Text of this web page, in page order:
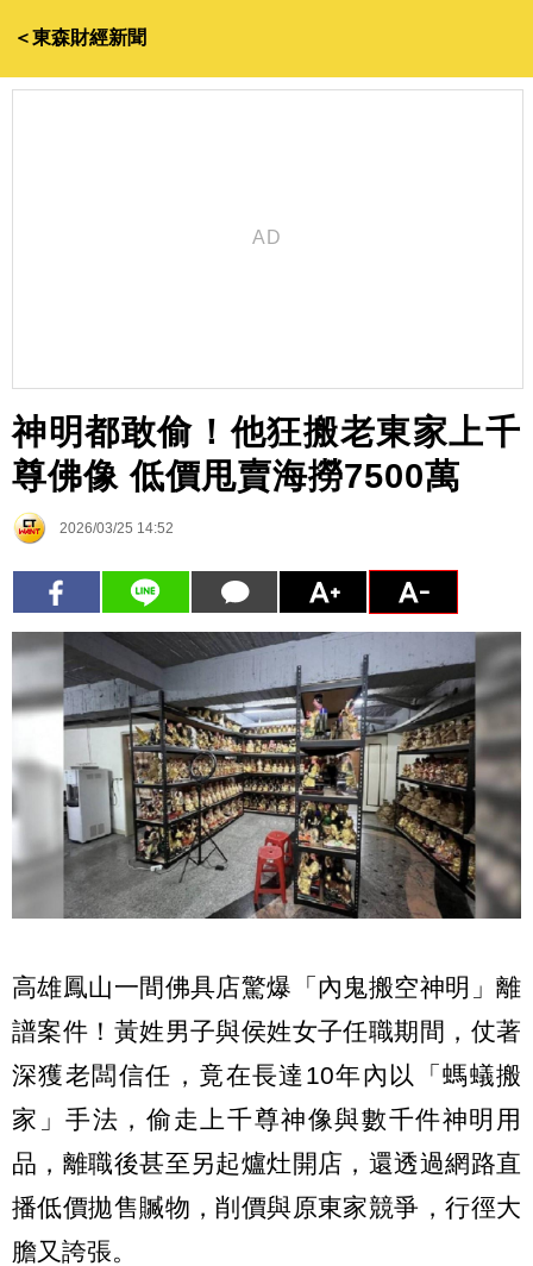
＜東森財經新聞
神明都敢偷！他狂搬老東家上千
尊佛像 低價甩賣海撈7500萬
2026/03/25 14:52
高雄鳳山一間佛具店驚爆「內鬼搬空神明」離
譜案件！黃姓男子與侯姓女子任職期間，仗著
深獲老闆信任，竟在長達10年內以「螞蟻搬
家」手法，偷走上千尊神像與數千件神明用
品，離職後甚至另起爐灶開店，還透過網路直
播低價拋售贓物，削價與原東家競爭，行徑大
膽又誇張。